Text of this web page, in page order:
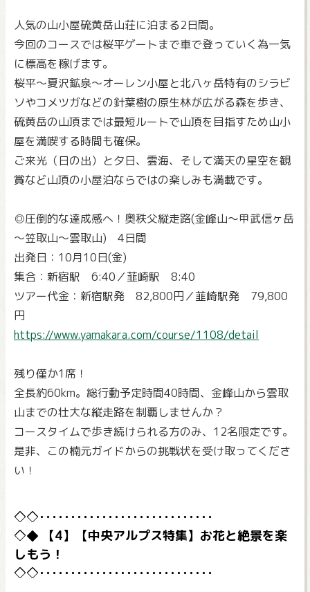
人気の山小屋硫黄岳山荘に泊まる2日間。
今回のコースでは桜平ゲートまで車で登っていく為一気
に標高を稼げます。
桜平～夏沢鉱泉～オーレン小屋と北八ヶ岳特有のシラビ
ソやコメツガなどの針葉樹の原生林が広がる森を歩き、
硫黄岳の山頂までは最短ルートで山頂を目指すため山小
屋を満喫する時間も確保。
ご来光（日の出）と夕日、雲海、そして満天の星空を観
賞など山頂の小屋泊ならではの楽しみも満載です。
◎圧倒的な達成感へ！奥秩父縦走路(金峰山～甲武信ヶ岳
～笠取山～雲取山) 4日間
出発日：10月10日(金)
集合：新宿駅 6:40／韮崎駅 8:40
ツアー代金：新宿駅発 82,800円／韮崎駅発 79,800
円
https://www.yamakara.com/course/1108/detail
残り僅か1席！
全長約60km。総行動予定時間40時間、金峰山から雲取
山までの壮大な縦走路を制覇しませんか？
コースタイムで歩き続けられる方のみ、12名限定です。
是非、この楠元ガイドからの挑戦状を受け取ってくださ
い！
【4】【中央アルプス特集】お花と絶景を楽
しもう！